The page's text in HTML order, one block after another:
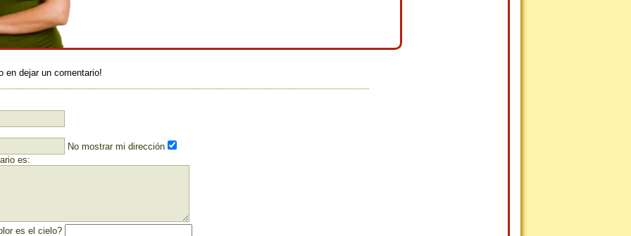
en dejar un comentario!
No mostrar mi dirección
es:
es el cielo?